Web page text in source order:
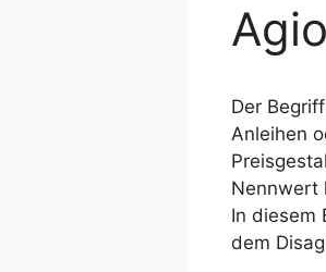
Agio
Der Begriff
Anleihen
Nennwert
In diesem
dem